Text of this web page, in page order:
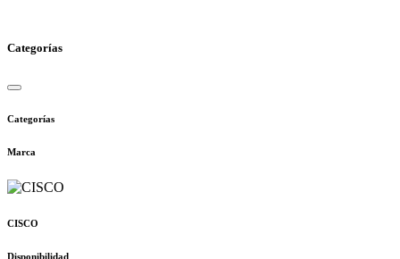
Categorías
Categorías
Marca
CISCO
Disponibilidad